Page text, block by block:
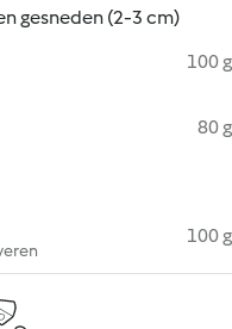
gesneden (2-3 cm)
100 g
80 g
100 g